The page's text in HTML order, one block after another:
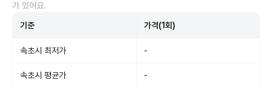
가 있어요.
기준 가격(1회)
속초시 최저가 -
속초시 평균가 -